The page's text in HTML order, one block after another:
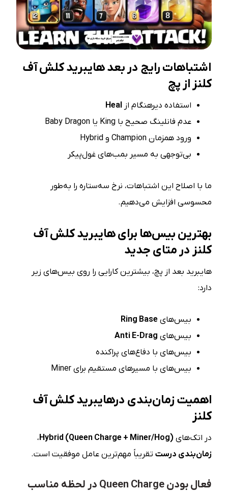
اشتباهات رایج در بعد هایبرید کلش آف
کلنز از پچ
استفاده دیرهنگام ازHeal
عدم فانلینگ صحیح با King یا Baby Dragon
ورود همزمان Champion و Hybrid
بی‌توجهی به مسیر بمب‌های غول‌پیکر
ما با اصلاح این اشتباهات، نرخ سه‌ستاره را به‌طور
محسوسی افزایش می‌دهیم.
بهترین بیس‌ها برای هایبرید کلش آف
کلنز در متای جدید
هایبرید بعد از پچ، بیشترین کارایی را روی بیس‌های زیر
دارد:
بیس‌هایRing Base
بیس‌های Anti E-Drag
بیس‌های با دفاع‌های پراکنده
بیس‌های با مسیرهای مستقیم برای Miner
اهمیت زمان‌بندی درهایبرید کلش آف
کلنز
در اتک‌هایHybrid (Queen Charge + Miner/Hog)،
زمان‌بندی درست تقریباً مهم‌ترین عامل موفقیت است.
فعال بودن Queen Charge در لحظه مناسب